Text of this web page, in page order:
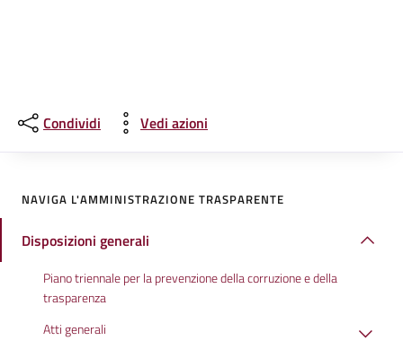
Condividi Vedi azioni
NAVIGA L'AMMINISTRAZIONE TRASPARENTE
Disposizioni generali
Piano triennale per la prevenzione della corruzione e della
trasparenza
Atti generali